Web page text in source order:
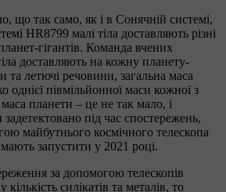
що так само, як і в Сонячній системі,
HR8799 малі тіла доставляють різні
гігантів. Команда вчених
доставляють на кожну планету-
та летючі речовини, загальна маса
однієї півмільйонної маси кожної з
планети – це не так мало, і
під час спостережень,
майбутнього космічного телескопа
запустити у 2021 році.
за допомогою телескопів
силікатів та металів, то